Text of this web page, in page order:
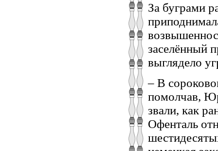
За буграми
заселённый
выглядело
– В
помолчав,
звали, как
Офенталь